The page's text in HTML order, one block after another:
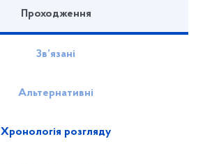
Проходження
Зв’язані
Альтернативні
Хронологія розгляду